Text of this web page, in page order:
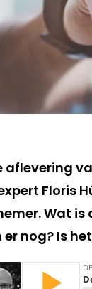
aflevering
Floris
Wat is
er nog? Is